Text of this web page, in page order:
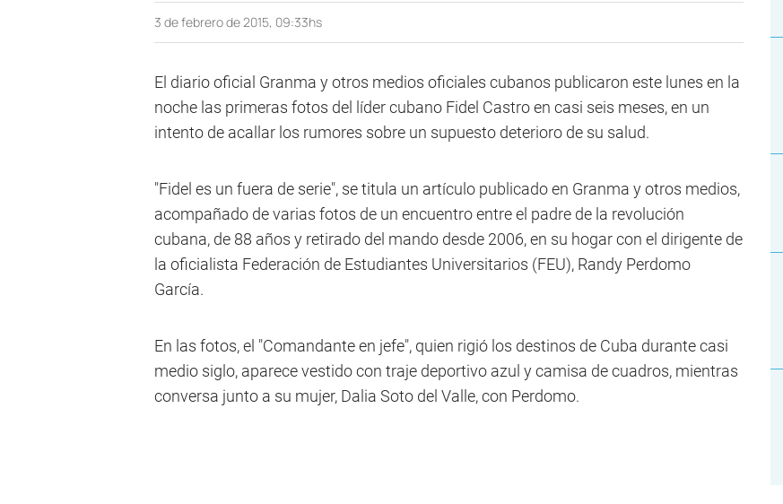
3 de febrero de 2015, 09:33hs
El diario oficial Granma y otros medios oficiales cubanos publicaron este lunes en la
noche las primeras fotos del líder cubano Fidel Castro en casi seis meses, en un
intento de acallar los rumores sobre un supuesto deterioro de su salud.
"Fidel es un fuera de serie", se titula un artículo publicado en Granma y otros medios,
acompañado de varias fotos de un encuentro entre el padre de la revolución
cubana, de 88 años y retirado del mando desde 2006, en su hogar con el dirigente de
la oficialista Federación de Estudiantes Universitarios (FEU), Randy Perdomo
García.
En las fotos, el "Comandante en jefe", quien rigió los destinos de Cuba durante casi
medio siglo, aparece vestido con traje deportivo azul y camisa de cuadros, mientras
conversa junto a su mujer, Dalia Soto del Valle, con Perdomo.